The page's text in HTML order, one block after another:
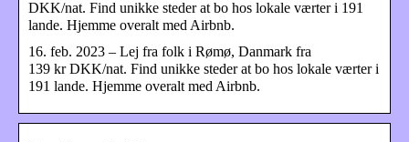
DKK/nat. Find unikke steder at bo hos lokale værter i 191
lande. Hjemme overalt med Airbnb.
16. feb. 2023 – Lej fra folk i Rømø, Danmark fra
139 kr DKK/nat. Find unikke steder at bo hos lokale værter i
191 lande. Hjemme overalt med Airbnb.